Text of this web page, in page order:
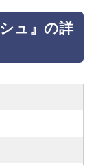
ュ』の詳